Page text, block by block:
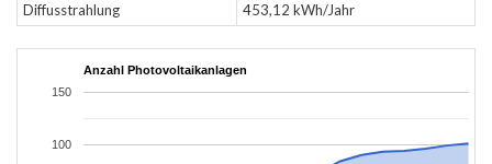
Diffusstrahlung
453,12 kWh/Jahr
Anzahl Photovoltaikanlagen
100
150